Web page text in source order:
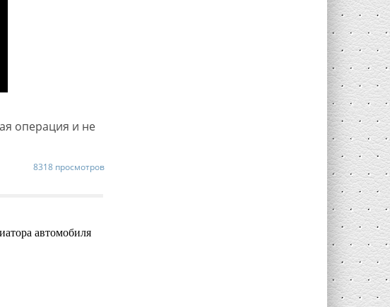
операция и не
8318 просмотров
автомобиля